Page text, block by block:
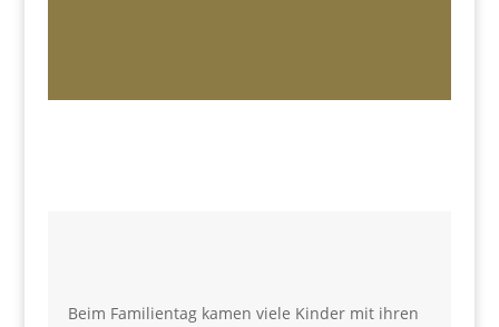
Beim Familientag kamen viele Kinder mit ihren